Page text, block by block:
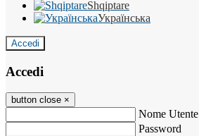
Shqiptare
Українська
Accedi
Accedi
button close ×
Nome Utente
Password